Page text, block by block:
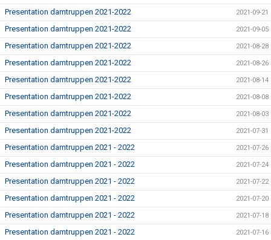
Presentation damtruppen 2021-2022 2021-09-21
Presentation damtruppen 2021-2022 2021-09-05
Presentation damtruppen 2021-2022 2021-08-28
Presentation damtruppen 2021-2022 2021-08-26
Presentation damtruppen 2021-2022 2021-08-14
Presentation damtruppen 2021-2022 2021-08-08
Presentation damtruppen 2021-2022 2021-08-03
Presentation damtruppen 2021-2022 2021-07-31
Presentation damtruppen 2021 - 2022 2021-07-26
Presentation damtruppen 2021 - 2022 2021-07-24
Presentation damtruppen 2021 - 2022 2021-07-22
Presentation damtruppen 2021 - 2022 2021-07-20
Presentation damtruppen 2021 - 2022 2021-07-18
Presentation damtruppen 2021 - 2022 2021-07-16